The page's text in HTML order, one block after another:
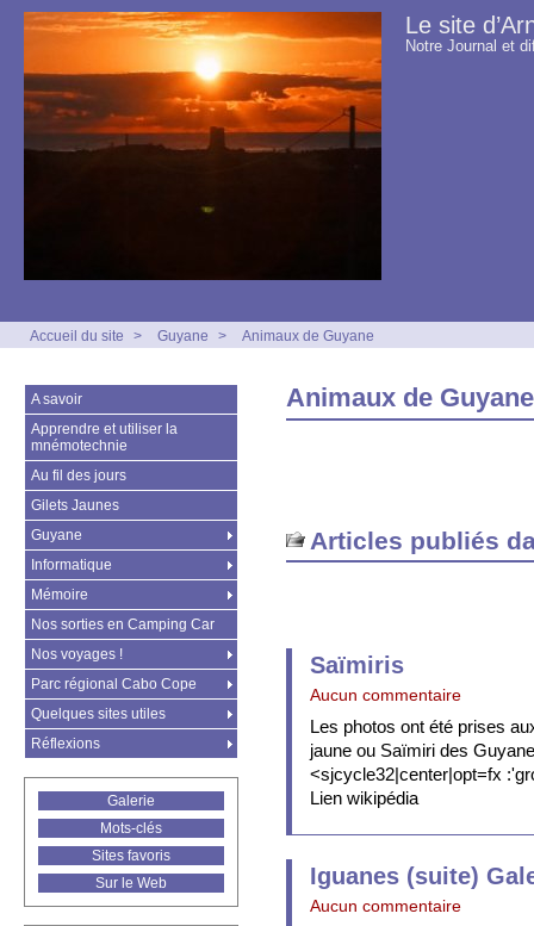
Le site
Notre Journal et
Accueil du site > Guyane > Animaux de Guyane
Animaux de Guyane
Articles publiés
Saïmiris
Aucun commentaire
Les photos ont été prises
jaune ou Saïmiri des
<sjcycle32|center|opt=fx
Lien wikipédia
Iguanes (suite)
Aucun commentaire
A savoir
Apprendre et utiliser la
mnémotechnie
Au fil des jours
Gilets Jaunes
Guyane
Informatique
Mémoire
Nos sorties en Camping Car
Nos voyages !
Parc régional Cabo Cope
Quelques sites utiles
Réflexions
Galerie
Mots-clés
Sites favoris
Sur le Web